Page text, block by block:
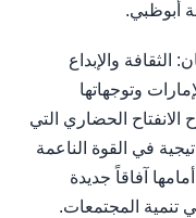
والإبداع
وتوجهاتها
الانفتاح الحضاري التي
في القوة الناعمة
آفاقاً جديدة
تنمية المجتمعات.